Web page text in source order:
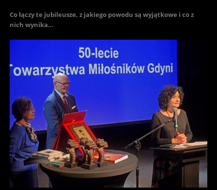
Co łączy te jubileusze, z jakiego powodu są wyjątkowe i co z
nich wynika...